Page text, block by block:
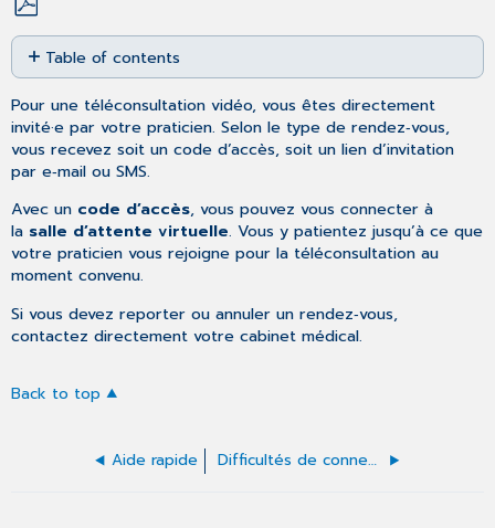
Save
as
PDF
Table of contents
No
headers
Pour une téléconsultation vidéo, vous êtes directement
invité·e par votre praticien. Selon le type de rendez‑vous,
vous recevez soit un code d’accès, soit un lien d’invitation
par e‑mail ou SMS.
Avec un code d’accès, vous pouvez vous connecter à
la salle d’attente virtuelle. Vous y patientez jusqu’à ce que
votre praticien vous rejoigne pour la téléconsultation au
moment convenu.
Si vous devez reporter ou annuler un rendez‑vous,
contactez directement votre cabinet médical.
Back to top
Aide rapide Difficultés de connexion : le code d’accès ne fonctionne pas